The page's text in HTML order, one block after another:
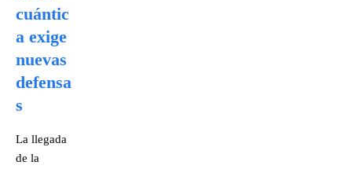
cuántic
a exige
nuevas
defensa
s
La llegada
de la